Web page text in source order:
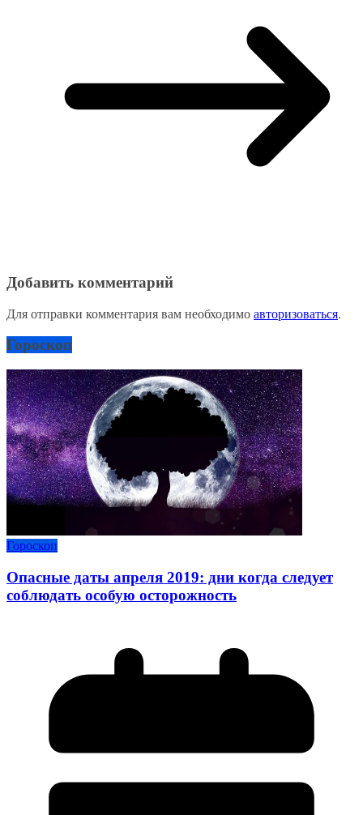
Добавить комментарий
Для отправки комментария вам необходимо авторизоваться.
Гороскоп
Гороскоп
Опасные даты апреля 2019: дни когда следует
соблюдать особую осторожность